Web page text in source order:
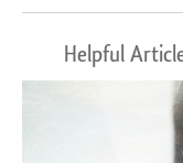
Helpful